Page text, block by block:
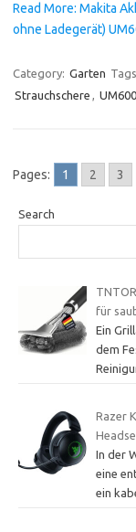
Read More: Makita
ohne Ladegerät)
Category: Garten
Strauchschere ,
Pages: 1 2 3
Search
für
Ein
dem
Razer
In der
eine
ein